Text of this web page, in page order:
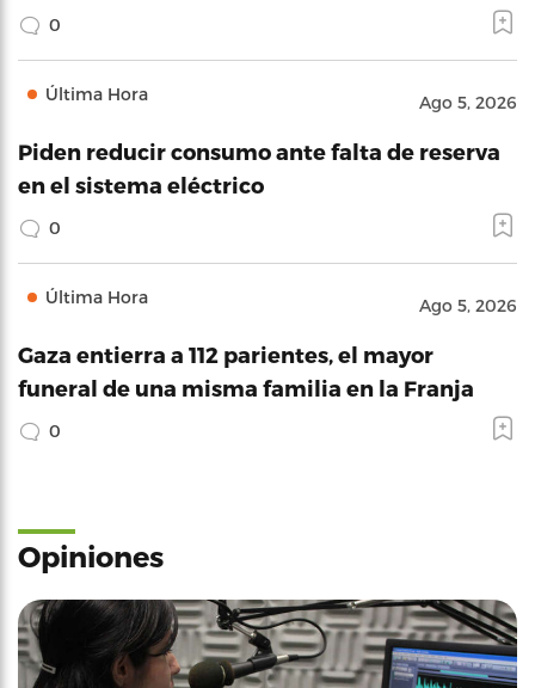
0
Última Hora Ago 5, 2026
Piden reducir consumo ante falta de reserva
en el sistema eléctrico
0
Última Hora Ago 5, 2026
Gaza entierra a 112 parientes, el mayor
funeral de una misma familia en la Franja
0
Opiniones